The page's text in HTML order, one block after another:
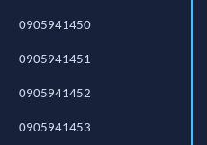
0905941450
0905941451
0905941452
0905941453